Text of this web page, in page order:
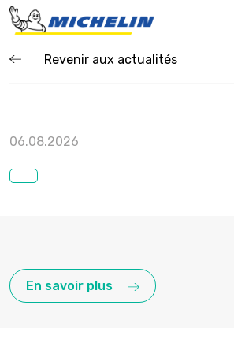
Revenir aux actualités
06.08.2026
En savoir plus